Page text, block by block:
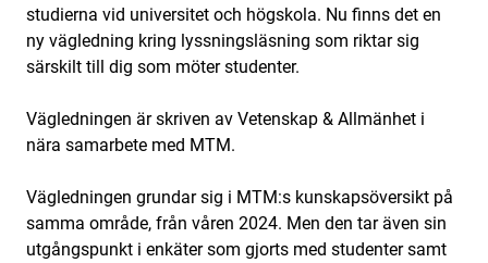
studierna vid universitet och högskola. Nu finns det en
ny vägledning kring lyssningsläsning som riktar sig
särskilt till dig som möter studenter.
Vägledningen är skriven av Vetenskap & Allmänhet i
nära samarbete med MTM.
Vägledningen grundar sig i MTM:s kunskapsöversikt på
samma område, från våren 2024. Men den tar även sin
utgångspunkt i enkäter som gjorts med studenter samt